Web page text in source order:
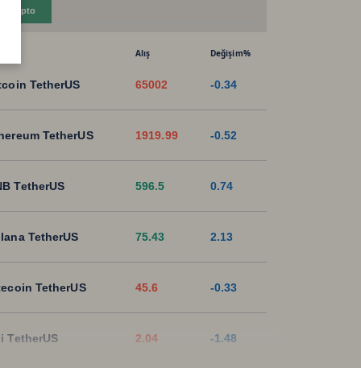
Kripto
Alış Değişim%
TetherUS 65002 -0.34
TetherUS 1919.99 -0.52
TetherUS 596.5 0.74
TetherUS 75.43 2.13
TetherUS 45.6 -0.33
TetherUS 2.04 -1.48